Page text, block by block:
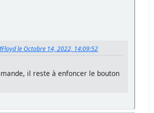
le Octobre 14, 2022, 14:09:52
il reste à enfoncer le bouton